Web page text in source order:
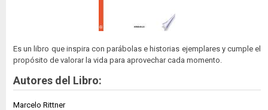
Es un libro que inspira con parábolas e historias ejemplares y cumple el
propósito de valorar la vida para aprovechar cada momento.
Autores del Libro:
Marcelo Rittner